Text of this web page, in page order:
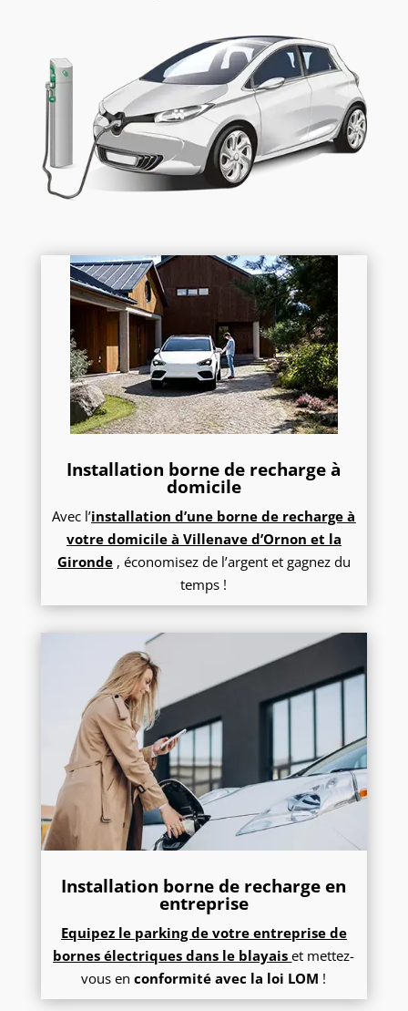
Installation borne de recharge à
domicile
Avec l’installation d’une borne de recharge à
votre domicile à Villenave d’Ornon et la
Gironde, économisez de l’argent et gagnez du
temps !
Installation borne de recharge en
entreprise
Equipez le parking de votre entreprise de
bornes électriques dans le blayais et mettez-
vous enconformité avec la loi LOM !